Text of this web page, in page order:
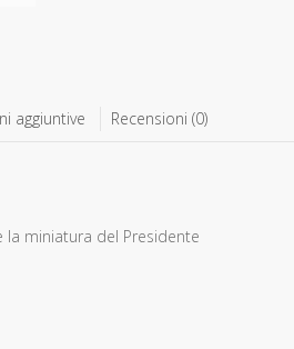
aggiuntive Recensioni (0)
miniatura del Presidente